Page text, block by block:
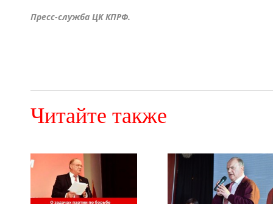
Пресс-служба ЦК КПРФ.
Читайте также